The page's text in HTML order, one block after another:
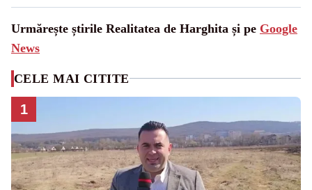
Urmărește știrile Realitatea de Harghita și pe Google
News
CELE MAI CITITE
1